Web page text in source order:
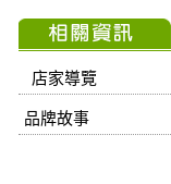
店家導覽
品牌故事